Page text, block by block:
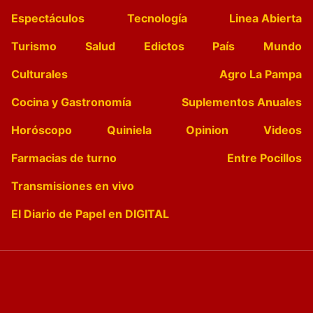
Espectáculos
Tecnología
Linea Abierta
Turismo
Salud Edictos País
Mundo
Culturales
Agro La Pampa
Cocina y Gastronomía
Suplementos Anuales
Horóscopo
Quiniela Opinion
Videos
Farmacias de turno
Entre Pocillos
Transmisiones en vivo
El Diario de Papel en DIGITAL